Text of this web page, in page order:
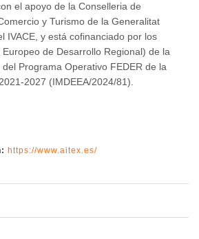
el apoyo de la Conselleria de
y Turismo de la Generalitat
IVACE, y está cofinanciado por los
de Desarrollo Regional) de la
Programa Operativo FEDER de la
2027 (IMDEEA/2024/81).
https://www.aitex.es/